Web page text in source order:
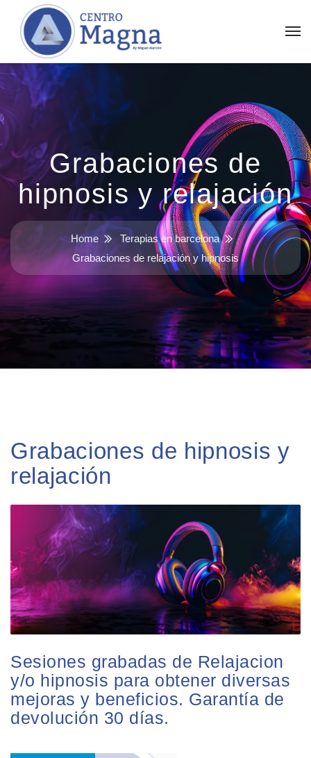
Grabaciones de
hipnosis y relajación
Home
Terapias en barcelona
Grabaciones de relajación y hipnosis
Grabaciones de hipnosis y
relajación
Sesiones grabadas de Relajacion
y/o hipnosis para obtener diversas
mejoras y beneficios. Garantía de
devolución 30 días.